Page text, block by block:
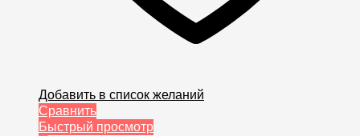
Добавить в список желаний
Сравнить
Быстрый просмотр